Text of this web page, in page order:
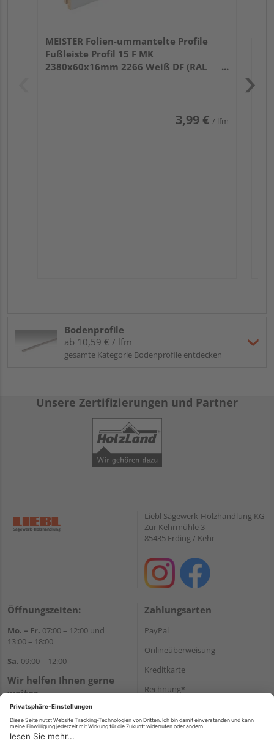
MEISTER Folien-ummantelte Profile
Fußleiste Profil 15 F MK
2380x60x16mm 2266 Weiß DF (RAL
3,99 € / lfm
Bodenprofile
ab 10,59 € / lfm
gesamte Kategorie Bodenprofile entdecken
Unsere Zertifizierungen und Partner
Liebl Sägewerk-Holzhandlung KG
Zur Kehrmühle 3
85435 Erding / Kehr
Öffnungszeiten:
Mo. – Fr. 07:00 – 12:00 und
13:00 – 18:00
Sa. 09:00 – 12:00
Wir helfen Ihnen gerne
weiter
Tel.:+49 8122 14197
E-Mail:vertrieb@holz-liebl.de
Zahlungsarten
PayPal
Onlineüberweisung
Kreditkarte
Rechnung*
Versand